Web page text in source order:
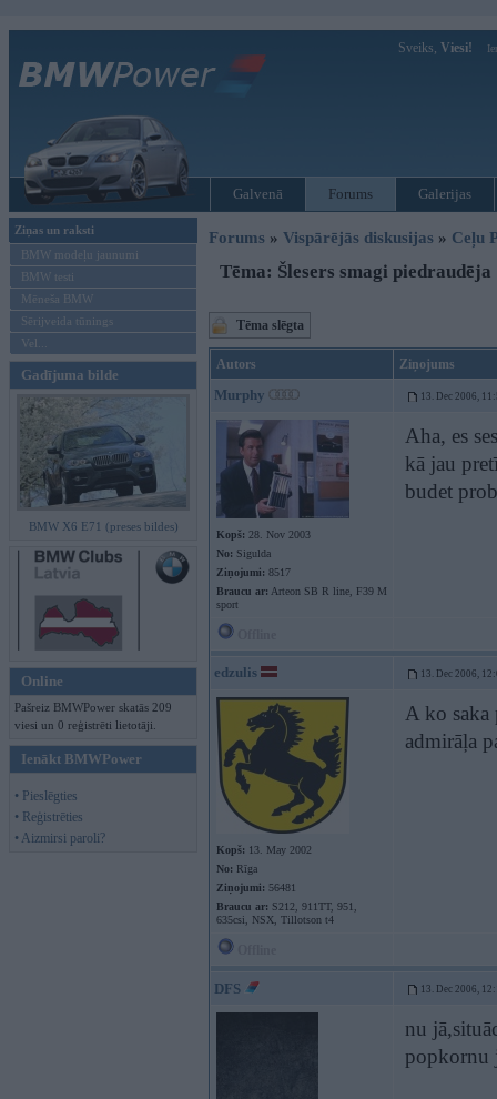
Sveiks, Viesi!
Galvenā Forums Galerijas
Ziņas un raksti
BMW modeļu jaunumi
BMW testi
Mēneša BMW
Sērijveida tūnings
Vel...
Gadījuma bilde
BMW X6 E71 (preses bildes)
Online
Pašreiz BMWPower skatās 209
viesi un 0 reģistrēti lietotāji.
Ienākt BMWPower
• Pieslēgties
• Reģistrēties
• Aizmirsi paroli?
Forums » Vispārējās diskusijas » Ceļu
Tēma: Šlesers smagi piedraudēja
Tēma slēgta
Autors Ziņojums
Murphy 13. Dec 2006,
Kopš: 28. Nov 2003
No: Sigulda
Ziņojumi: 8517
Braucu ar: Arteon SB R line, F39 M
sport
Aha, es
kā jau
budet
edzulis 13. Dec 2006,
Kopš: 13. May 2002
No: Rīga
Ziņojumi: 56481
Braucu ar: S212, 911TT, 951,
635csi, NSX, Tillotson t4
A ko
admirāļa
DFS 13. Dec 2006,
nu
popkornu